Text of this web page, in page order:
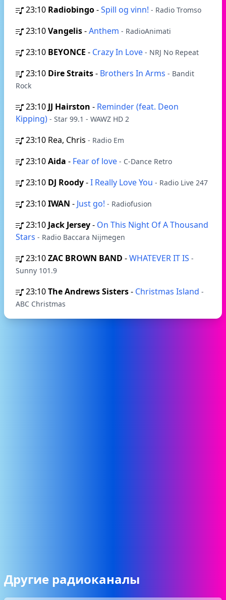
23:10 Radiobingo-Spill og vinn! - Radio Tromso
23:10Vangelis-Anthem - RadioAnimati
23:10 BEYONCE - Crazy In Love - NRJ No Repeat
23:10 Dire Straits- Brothers In Arms - Bandit
Rock
23:10 JJ Hairston - Reminder (feat. Deon
Kipping) - Star 99.1 - WAWZ HD 2
23:10 Rea, Chris - Radio Em
23:10Aida - Fear of love - C-Dance Retro
23:10 DJ Roody-I Really Love You - Radio Live 247
23:10IWAN - Just go! - Radiofusion
23:10 Jack Jersey- On This Night Of A Thousand
Stars - Radio Baccara Nijmegen
23:10ZAC BROWN BAND -WHATEVER IT IS -
Sunny 101.9
23:10The Andrews Sisters- Christmas Island -
ABC Christmas
Другие радиоканалы